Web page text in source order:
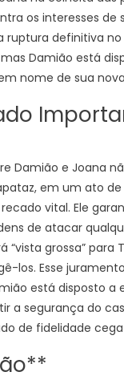
os interesses de
definitiva
Damião está
nome de sua
Damião e Joana
em um ato
vital. Ele
de atacar
“vista grossa” para
los. Esse
está disposto a
a segurança do
de fidelidade